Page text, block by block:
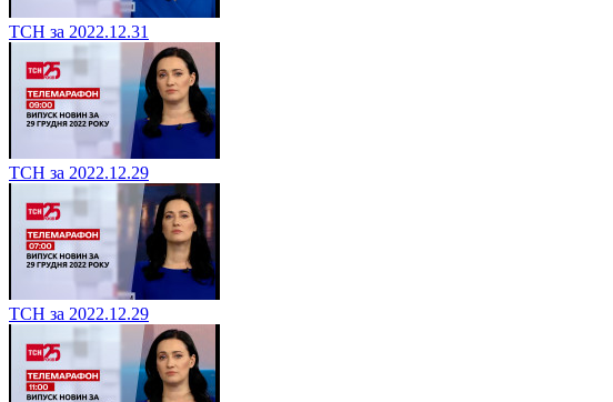
ТСН за 2022.12.31
ТСН за 2022.12.29
ТСН за 2022.12.29